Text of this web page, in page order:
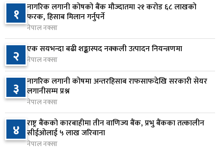
६
आज बस्ने भनिएको राष्ट्रिय सभाको बैठक बुधबारका लागि
सर्‍यो
१४ घण्टा अघि
७
वीरगञ्जमा ट्यांकरको सिल खोलेर तेल निकाल्ने सात जना
रंगेहात पक्राउ
१४ घण्टा अघि
८
जन्मसिद्ध नागरिकता कडा बनाउने ट्रम्पको नयाँ प्रयास, दुई
कार्यकारी आदेश जारी
१४ घण्टा अघि
१ नागरिक लगानी कोषको बैंक मौज्दातमा २१ करोड ६८ लाखको
फरक, हिसाब मिलान गर्नुपर्ने
नेपाल नक्सा
२ एक सयभन्दा बढी शङ्कास्पद नक्कली उत्पादन नियन्त्रणमा
नेपाल नक्सा
३ नागरिक लगानी कोषमा अन्तरहिसाब राफसाफदेखि सरकारी सेयर
लगानीसम्म प्रश्न
नेपाल नक्सा
४ राष्ट्र बैंकको कारबाहीमा तीन वाणिज्य बैंक, प्रभु बैंकका तत्कालीन
सीईओलाई ५ लाख जरिवाना
नेपाल नक्सा